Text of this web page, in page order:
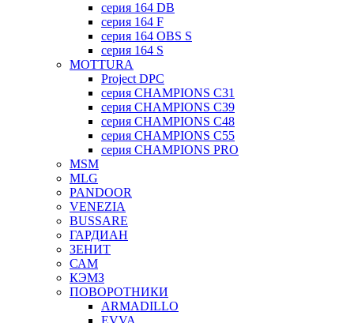
серия 164 DB
серия 164 F
серия 164 OBS S
серия 164 S
MOTTURA
Project DPC
серия CHAMPIONS C31
серия CHAMPIONS C39
серия CHAMPIONS C48
серия CHAMPIONS C55
серия CHAMPIONS PRO
MSM
MLG
PANDOOR
VENEZIA
BUSSARE
ГАРДИАН
ЗЕНИТ
САМ
КЭМЗ
ПОВОРОТНИКИ
ARMADILLO
EVVA